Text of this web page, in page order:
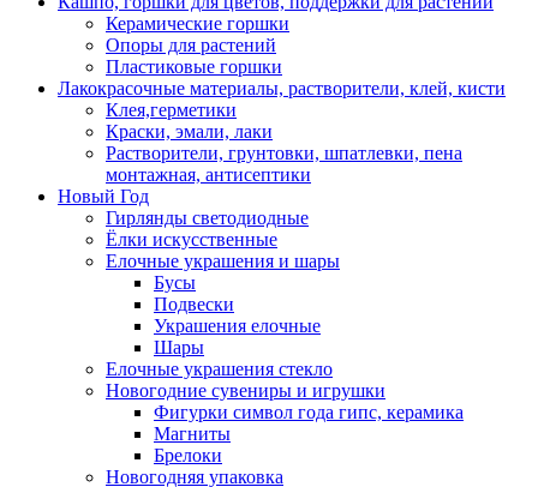
Керамические горшки
Опоры для растений
Пластиковые горшки
Лакокрасочные материалы, растворители, клей, кисти
Клея,герметики
Краски, эмали, лаки
Растворители, грунтовки, шпатлевки, пена
монтажная, антисептики
Новый Год
Гирлянды светодиодные
Ёлки искусственные
Елочные украшения и шары
Бусы
Подвески
Украшения елочные
Шары
Елочные украшения стекло
Новогодние сувениры и игрушки
Фигурки символ года гипс, керамика
Магниты
Брелоки
Новогодняя упаковка